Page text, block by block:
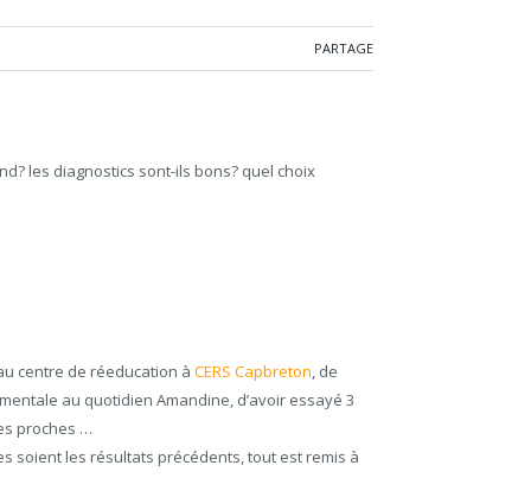
PARTAGE
les diagnostics sont-ils bons? quel choix
centre de réeducation à CERS Capbreton, de
au quotidien Amandine, d’avoir essayé 3
proches …
soient les résultats précédents, tout est remis à